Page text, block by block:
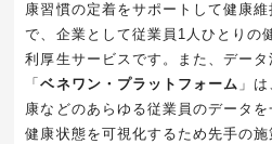
康習慣の定着をサポートして健康
で、企業として従業員1人ひとりの
利厚生サービスです。また、デー
「ベネワン・プラットフォーム 」
康などのあらゆる従業員のデータ
健康状態を可視化するため先手の施